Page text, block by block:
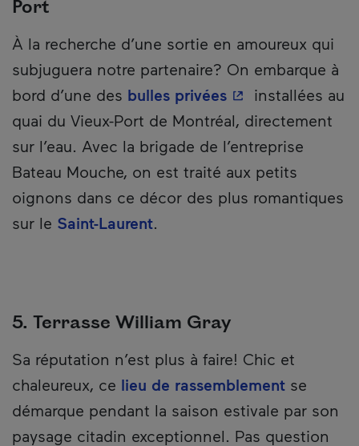
Port
À la recherche d’une sortie en amoureux qui
subjuguera notre partenaire? On embarque à
bord d’une des bulles privées- Cet hyperlien
installées au
quai du Vieux-Port de Montréal, directement
sur l’eau. Avec la brigade de l’entreprise
Bateau Mouche, on est traité aux petits
oignons dans ce décor des plus romantiques
sur le Saint-Laurent.
5. Terrasse William Gray
Sa réputation n’est plus à faire! Chic et
chaleureux, ce lieu de rassemblement se
démarque pendant la saison estivale par son
paysage citadin exceptionnel. Pas question